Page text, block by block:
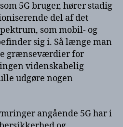
5G bruger, hører stadig
del af det
som mobil- og
sig i. Så længe man
grænseværdier for
videnskabelig
udgøre nogen
angående 5G har i